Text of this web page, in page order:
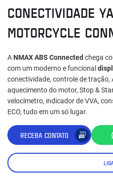
CONECTIVIDADE
MOTORCYCLE
A NMAX ABS Connected chega
com um moderno e funcional
conectividade, controle de tração,
aquecimento do motor, Stop &
velocímetro, indicador de VVA,
ECO, tudo em um só lugar.
RECEBA CONTATO